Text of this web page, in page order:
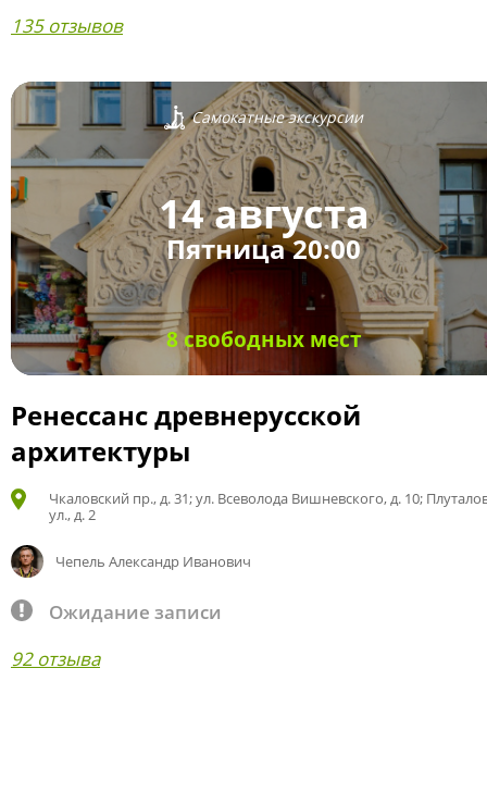
135 отзывов
Самокатные экскурсии
14 августа
Пятница 20:00
8 свободных мест
Ренессанс древнерусской
архитектуры
Чкаловский пр., д. 31; ул. Всеволода Вишневского, д. 10;
ул., д. 2
Чепель Александр Иванович
Ожидание записи
92 отзыва